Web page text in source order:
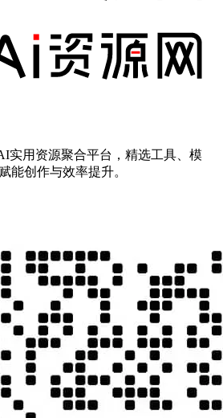
实用资源聚合平台，精选工具、模
能创作与效率提升。